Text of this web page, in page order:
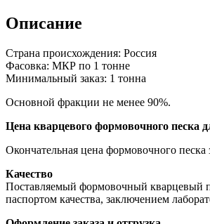
Описание
Страна происхождения: Россия
Фасовка: МКР по 1 тонне
Минимальный заказ: 1 тонна
Основной фракции не менее 90%.
Цена кварцевого формовочного песка
Окончательная цена формовочного песка
Качество
Поставляемый формовочный кварцевый
паспортом качества, заключением